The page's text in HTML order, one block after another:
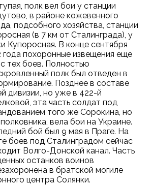
полк вел бои у станции
в районе кожевенного
подсобного хозяйства, станции
(в 7 км от Сталинграда), у
Купоросная. В конце сентября
года похоронные извещения еще
тех боев. Полностью
полк был отведен в
Позднее в составе
дивизии, но уже в 422-й
эта часть солдат под
того же Сорокина, но
вела бои на Украине.
бой был 9 мая в Праге. На
боев под Сталинградом сейчас
Волго-Донской канал. Часть
останков воинов
в братской могиле
центра Солянки.